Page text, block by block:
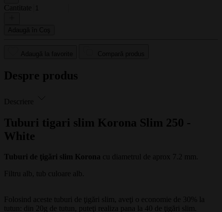
Cantitate
Despre produs
Descriere
Tuburi tigari slim Korona Slim 250 -
White
Tuburi de ţigări slim Korona cu diametrul de aprox 7.2 mm.
Filtru alb, tub culoare alb.
Folosind aceste tuburi de ţigări slim, aveţi o economie de 30% la
tutun: din 20g de tutun, puteţi realiza pana la 40 de ţigări slim.